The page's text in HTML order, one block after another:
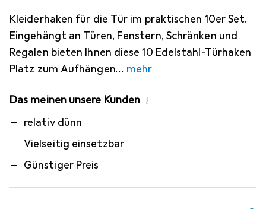
Kleiderhaken für die Tür im praktischen 10er Set.
Eingehängt an Türen, Fenstern, Schränken und
Regalen bieten Ihnen diese 10 Edelstahl-Türhaken
Platz zum Aufhängen
mehr
Das meinen unsere Kunden i
Prorelativ dünn
Vielseitig einsetzbar
Günstiger Preis